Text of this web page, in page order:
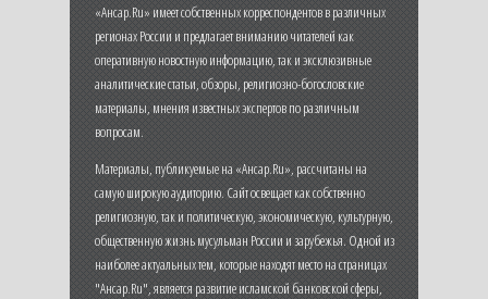
«Ансар.Ru» имеет собственных корреспондентов в различных
регионах России и предлагает вниманию читателей как
оперативную новостную информацию, так и эксклюзивные
аналитические статьи, обзоры, религиозно-богословские
материалы, мнения известных экспертов по различным
вопросам.
Материалы, публикуемые на «Ансар.Ru», рассчитаны на
самую широкую аудиторию. Сайт освещает как собственно
религиозную, так и политическую, экономическую, культурную,
общественную жизнь мусульман России и зарубежья. Одной из
наиболее актуальных тем, которые находят место на страницах
"Ансар.Ru", является развитие исламской банковской сферы,